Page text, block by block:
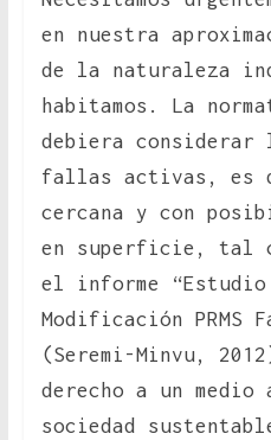
en nuestra
de la naturaleza
habitamos. La
debiera considerar
fallas activas, es
cercana y con
en superficie, tal
el informe “Estudio
Modificación PRMS
(Seremi-Minvu,
derecho a un medio
sociedad